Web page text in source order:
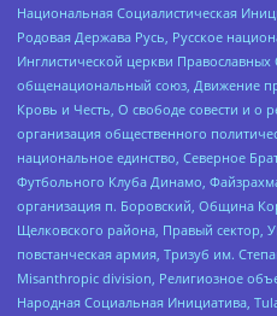
Национальная Социалистическая
Родовая Держава Русь, Русское
Инглистической церкви
общенациональный союз, Движение
Кровь и Честь, О свободе совести и о
организация общественного
национальное единство, Северное
Футбольного Клуба Динамо,
организация п. Боровский, Община
Щелковского района, Правый сектор,
повстанческая армия, Тризуб им.
Misanthropic division, Религиозное
Народная Социальная Инициатива,